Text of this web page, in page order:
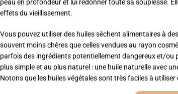
peau en profondeur et lui redonner toute sa souplesse.
effets du vieillissement.
Vous pouvez utiliser des huiles sèchent alimentaires à
souvent moins chères que celles vendues au rayon
parfois des ingrédients potentiellement dangereux et/
plus simple et au plus naturel : une huile naturelle avec
Notons que les huiles végétales sont très faciles à